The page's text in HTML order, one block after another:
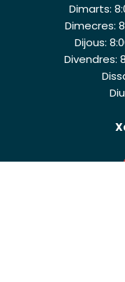
Dimarts:
Dimecres:
Dijous:
Divendres: